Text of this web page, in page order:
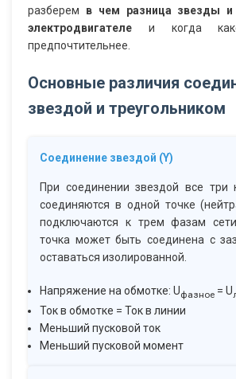
разберем в чем разница звезды и
электродвигателе и когда
предпочтительнее.
Основные различия
звездой и треугольником
Соединение звездой (Y)
При соединении звездой все три
соединяются в одной точке
подключаются к трем фазам
точка может быть соединена с
оставаться изолированной.
Напряжение на обмотке: Uфазное = U
Ток в обмотке = Ток в линии
Меньший пусковой ток
Меньший пусковой момент